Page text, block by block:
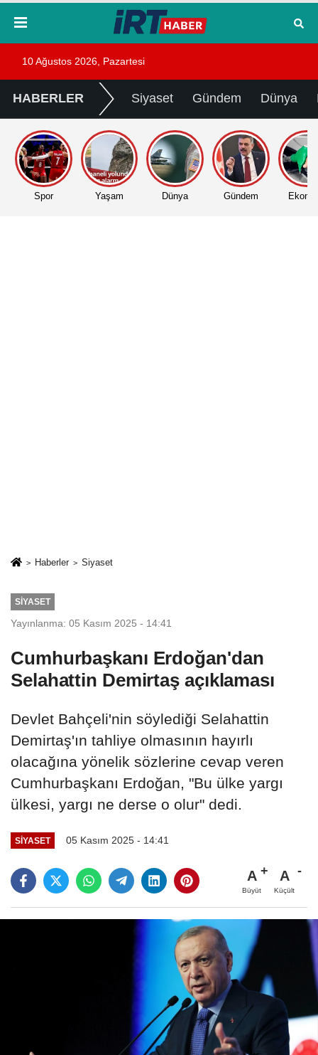
10 Ağustos 2026, Pazartesi
HABERLER Siyaset Gündem Dünya
Spor Yaşam Dünya Gündem
Haberler Siyaset
SIYASET
Yayınlanma: 05 Kasım 2025 - 14:41
Cumhurbaşkanı Erdoğan'dan
Selahattin Demirtaş açıklaması
Devlet Bahçeli'nin söylediği Selahattin
Demirtaş'ın tahliye olmasının hayırlı
olacağına yönelik sözlerine cevap veren
Cumhurbaşkanı Erdoğan, "Bu ülke yargı
ülkesi, yargı ne derse o olur" dedi.
SIYASET 05 Kasım 2025 - 14:41
A
Büyüt
A
Küçült